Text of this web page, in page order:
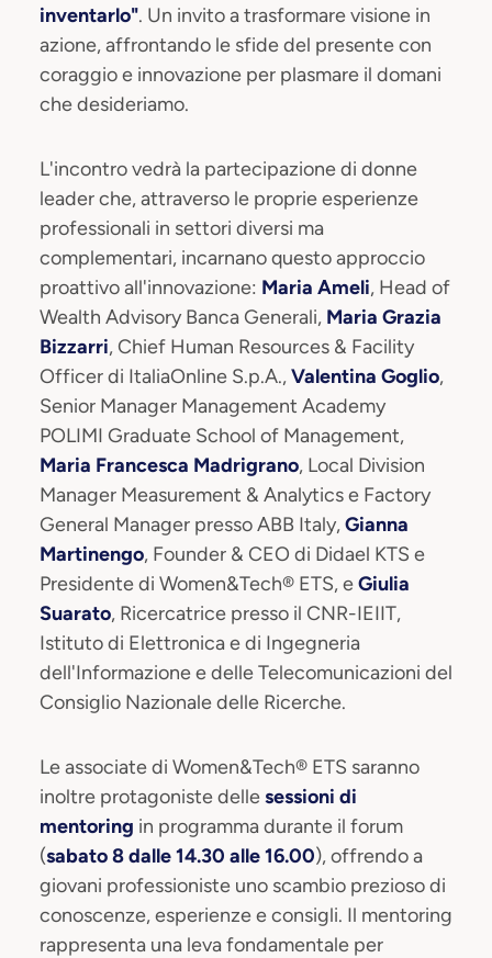
inventarlo". Un invito a trasformare visione in
azione, affrontando le sfide del presente con
coraggio e innovazione per plasmare il domani
che desideriamo.
L'incontro vedrà la partecipazione di donne
leader che, attraverso le proprie esperienze
professionali in settori diversi ma
complementari, incarnano questo approccio
proattivo all'innovazione: Maria Ameli, Head of
Wealth Advisory Banca Generali, Maria Grazia
Bizzarri, Chief Human Resources & Facility
Officer di ItaliaOnline S.p.A.,Valentina Goglio,
Senior Manager Management Academy
POLIMI Graduate School of Management,
Maria Francesca Madrigrano, Local Division
Manager Measurement & Analytics e Factory
General Manager presso ABB Italy,Gianna
Martinengo, Founder & CEO di Didael KTS e
Presidente di Women&Tech® ETS, eGiulia
Suarato, Ricercatrice presso il CNR-IEIIT,
Istituto di Elettronica e di Ingegneria
dell'Informazione e delle Telecomunicazioni del
Consiglio Nazionale delle Ricerche.
Le associate di Women&Tech® ETS saranno
inoltre protagoniste dellesessioni di
mentoring in programma durante il forum
(sabato 8 dalle 14.30 alle 16.00), offrendo a
giovani professioniste uno scambio prezioso di
conoscenze, esperienze e consigli. Il mentoring
rappresenta una leva fondamentale per